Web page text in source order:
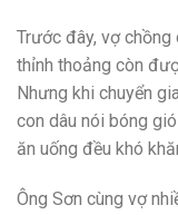
Trước đây, vợ
thỉnh thoảng còn
Nhưng khi chuyển
con dâu nói bóng
ăn uống đều khó
Ông Sơn cùng vợ